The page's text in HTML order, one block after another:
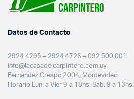
Datos de Contacto
2924 4295 – 2924 4726 – 092 500 001
info@lacasadelcarpintero.com.uy
Fernandez Crespo 2004, Montevideo
Horario Lun. a Vier 9 a 18hs. Sab. 9 a 13hs.